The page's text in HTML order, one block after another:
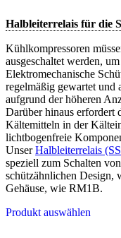
Halbleiterrelais für die
Kühlkompressoren
ausgeschaltet werden,
Elektromechanische
regelmäßig gewartet und
aufgrund der höheren
Darüber hinaus erfordert
Kältemitteln in der
lichtbogenfreie
UnserHalbleiterrelais
speziell zum Schalten
schützähnlichen Design,
Gehäuse, wie RM1B.
Produkt auswählen